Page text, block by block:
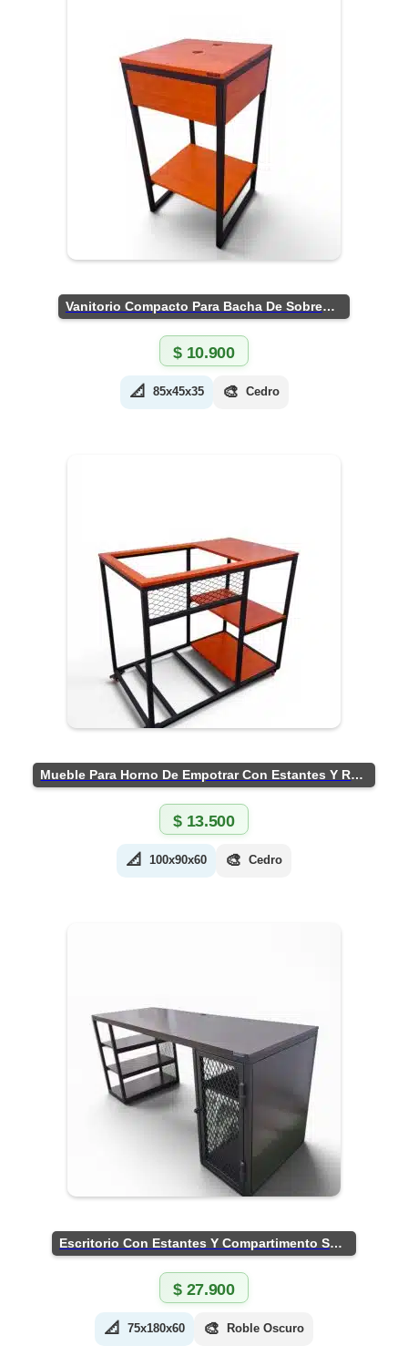
Vanitorio Compacto Para Bacha De Sobreponer
$10.900
📐 85x45x35 🎨 Cedro
Mueble Para Horno De Empotrar Con Estantes Y Ruedas
$13.500
📐 100x90x60 🎨 Cedro
Escritorio Con Estantes Y Compartimento Seguro
$27.900
📐 75x180x60 🎨 Roble Oscuro